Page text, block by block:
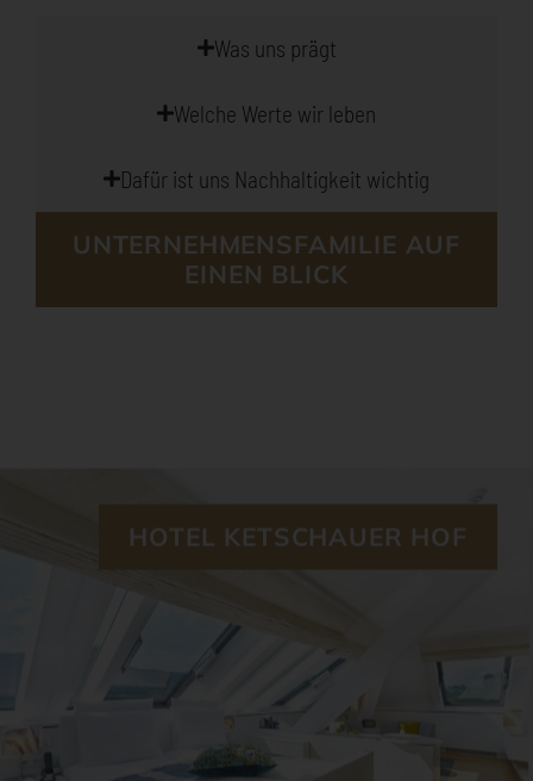
Was uns prägt
Welche Werte wir leben
Dafür ist uns Nachhaltigkeit wichtig
UNTERNEHMENSFAMILIE AUF
EINEN BLICK
HOTEL KETSCHAUER HOF